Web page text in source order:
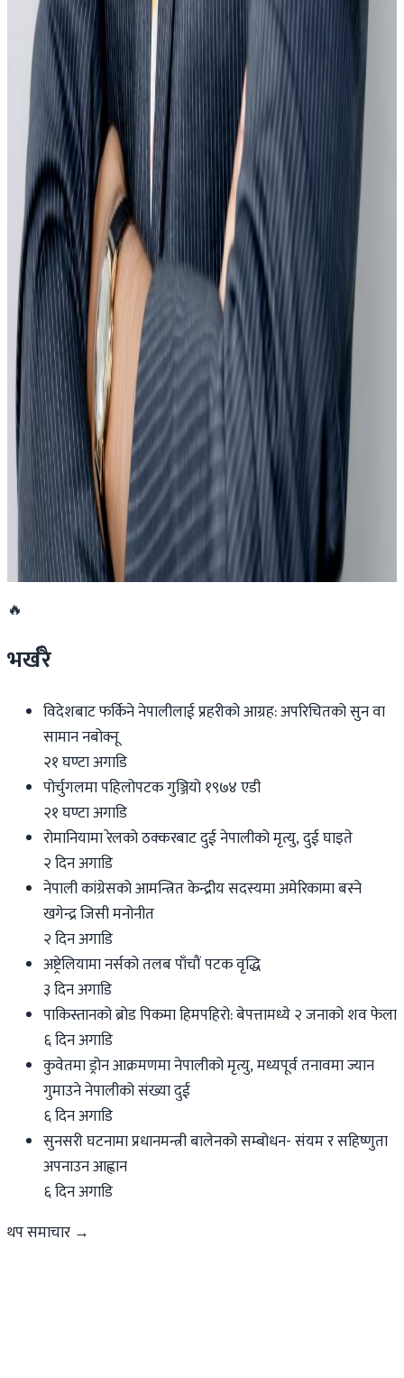
भेटिएपछि शिक्षा मन्त्रीले दिइन् राजीनामा
२०२६ जुलाई २४
अन्तर्राष्ट्रिय विद्यार्थी आकर्षित गर्न भिक्टोरियाले बनायो
नयाँ रणनीति
२०२६ जुलाई २३
फिफा विश्वकपमा अस्ट्रेलियाको टोलीका लागि
रणनीति बनाउने नेपाली युवा
२०२६ जुलाई २३
एनपिएल अष्ट्रेलियाको पाँचौं संस्करणमा कृष्ण कार्की
सबैभन्दा महँगा खेलाडी
२०२६ जुलाई १९
Nurses and Midwives in Australia Can Buy
Homes With Just 10% Deposit — Many Still
Unaware
२०२६ अप्रिल १६
🔥
भर्खरै
विदेशबाट फर्किने नेपालीलाई प्रहरीको आग्रह: अपरिचितको सुन वा
सामान नबोक्नू
२१ घण्टा अगाडि
पोर्चुगलमा पहिलोपटक गुञ्जियो १९७४ एडी
२१ घण्टा अगाडि
रोमानियामा रेलको ठक्करबाट दुई नेपालीको मृत्यु, दुई घाइते
२ दिन अगाडि
नेपाली कांग्रेसको आमन्त्रित केन्द्रीय सदस्यमा अमेरिकामा बस्ने
खगेन्द्र जिसी मनोनीत
२ दिन अगाडि
अष्ट्रेलियामा नर्सको तलब पाँचौं पटक वृद्धि
३ दिन अगाडि
पाकिस्तानको ब्रोड पिकमा हिमपहिरो: बेपत्तामध्ये २ जनाको शव फेला
६ दिन अगाडि
कुवेतमा ड्रोन आक्रमणमा नेपालीको मृत्यु, मध्यपूर्व तनावमा ज्यान
गुमाउने नेपालीको संख्या दुई
६ दिन अगाडि
सुनसरी घटनामा प्रधानमन्त्री बालेनको सम्बोधन- संयम र सहिष्णुता
अपनाउन आह्वान
६ दिन अगाडि
थप समाचार →